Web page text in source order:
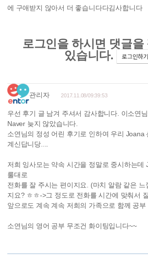
에 구애받지 않아서 더 좋습니다다김사합니다